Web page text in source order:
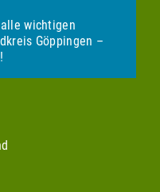
wichtigen
Göppingen –